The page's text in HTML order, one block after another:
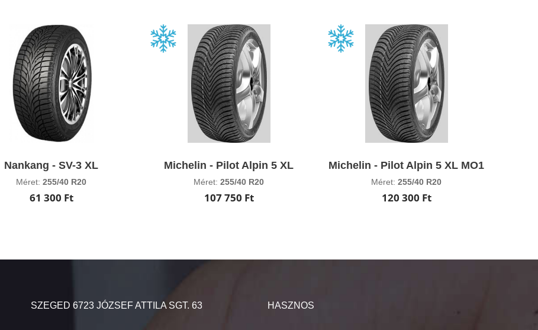
Nankang - SV-3 XL
Méret:255/40 R20
61 300 Ft
Michelin - Pilot Alpin 5 XL
Méret:255/40 R20
107 750 Ft
Michelin - Pilot Alpin 5 XL MO1
Méret:255/40 R20
120 300 Ft
SZEGED 6723 JÓZSEF ATTILA SGT. 63 HASZNOS